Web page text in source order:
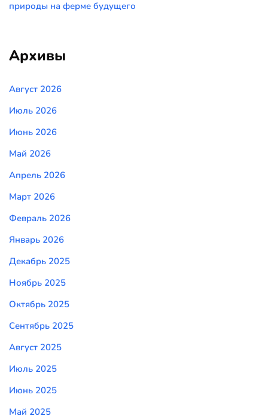
природы на ферме будущего
Архивы
Август 2026
Июль 2026
Июнь 2026
Май 2026
Апрель 2026
Март 2026
Февраль 2026
Январь 2026
Декабрь 2025
Ноябрь 2025
Октябрь 2025
Сентябрь 2025
Август 2025
Июль 2025
Июнь 2025
Май 2025